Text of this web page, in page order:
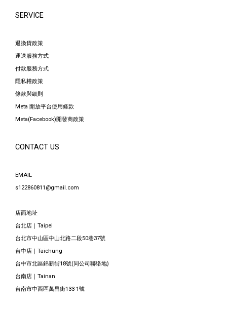
SERVICE
退換貨政策
運送服務方式
付款服務方式
隱私權政策
條款與細則
Meta 開放平台使用條款
Meta(Facebook)開發商政策
CONTACT US
EMAIL
s122860811@gmail.com
店面地址
台北店｜Taipei
台北市中山區中山北路二段50巷37號
台中店｜Taichung
台中市北區錦新街18號(同公司聯络地)
台南店｜Tainan
台南市中西區萬昌街133-1號